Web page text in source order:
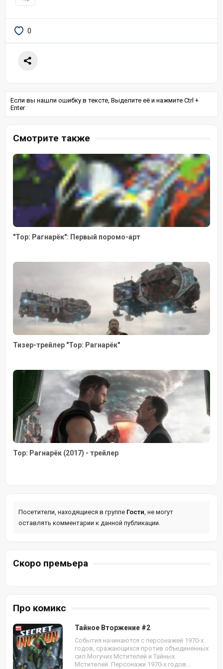
0
Если вы нашли ошибку в тексте, Выделите её и нажмите Ctrl +
Enter
Смотрите также
"Тор: Рагнарёк": Первый поромо-арт
Тизер-трейлер "Тор: Рагнарёк"
Тор: Рагнарёк (2017) - трейлер
Посетители, находящиеся в группе Гости, не могут
оставлять комментарии к данной публикации.
Скоро премьера
Про комикс
Тайное Вторжение #2
События начинаются с персонажей 1970-х
годов, сражающихся против объединенных
сил Могучих Мстителей и Тайных
Мстителей. Персонажи 1970-х годов...